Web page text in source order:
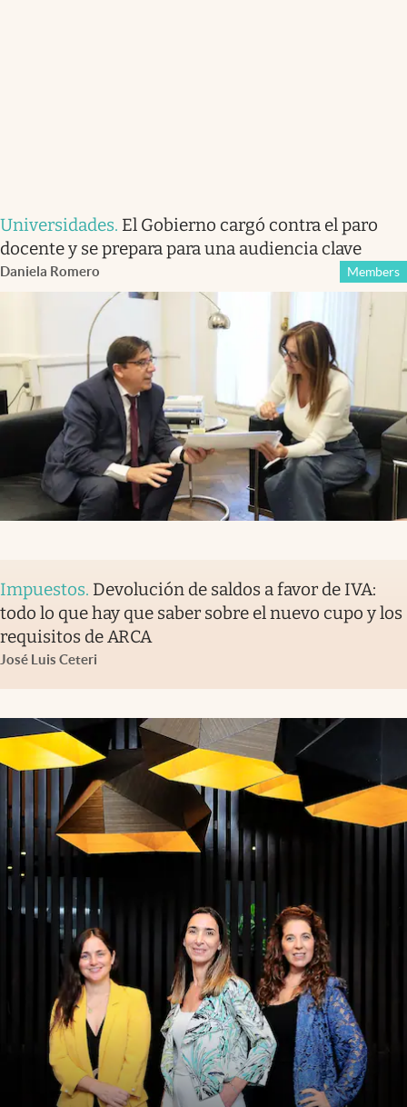
Universidades. El Gobierno cargó contra el paro
docente y se prepara para una audiencia clave
Daniela Romero Members
Impuestos. Devolución de saldos a favor de IVA:
todo lo que hay que saber sobre el nuevo cupo y los
requisitos de ARCA
José Luis Ceteri